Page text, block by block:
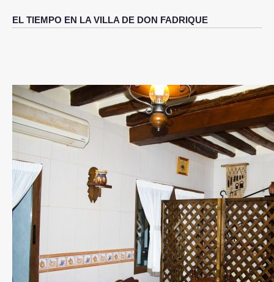
EL TIEMPO EN LA VILLA DE DON FADRIQUE